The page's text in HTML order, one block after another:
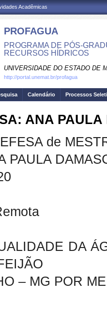
Acadêmicas
PROFAGUA
PROGRAMA DE PÓS-
RECURSOS HÍDRICOS
UNIVERSIDADE DO ESTADO DE
http://portal.unemat.br/profagua
Calendário Processos
ANA PAULA
de
PAULA
DA
– MG POR